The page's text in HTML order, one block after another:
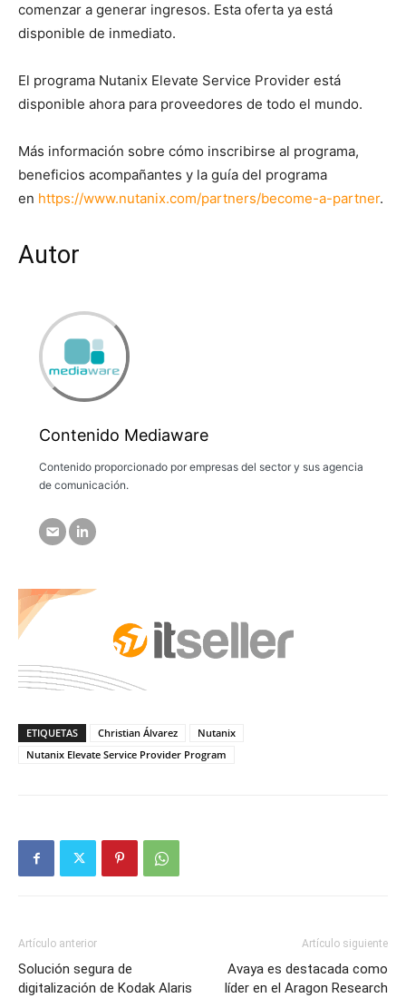
comenzar a generar ingresos. Esta oferta ya está
disponible de inmediato.
El programa Nutanix Elevate Service Provider está
disponible ahora para proveedores de todo el mundo.
Más información sobre cómo inscribirse al programa,
beneficios acompañantes y la guía del programa
en https://www.nutanix.com/partners/become-a-partner.
Autor
Contenido Mediaware
Contenido proporcionado por empresas del sector y sus agencia
de comunicación.
ETIQUETAS Christian Álvarez
Nutanix
Nutanix Elevate Service Provider Program
Artículo anterior
Solución segura de
digitalización de Kodak Alaris
Artículo siguiente
Avaya es destacada como
líder en el Aragon Research